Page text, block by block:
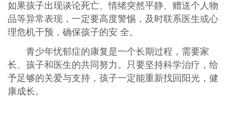
如果孩子出现谈论死亡、情绪突然平静、赠送个人物
品等异常表现，一定要高度警惕，及时联系医生或心
理危机干预，确保孩子的安 全。
青少年忧郁症的康复是一个长期过程，需要家
长、孩子和医生的共同努力。只要坚持科学治疗，给
予足够的关爱与支持，孩子一定能重新找回阳光，健
康成长。